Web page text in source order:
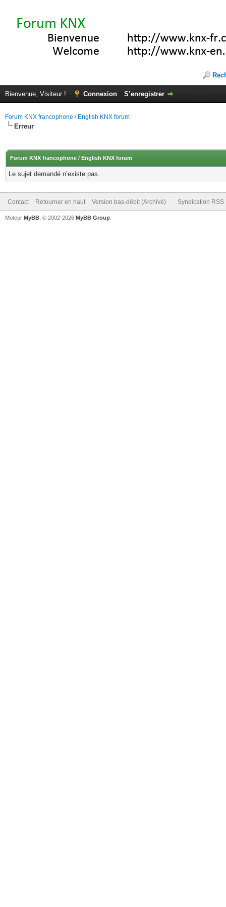
Bienvenue, Visiteur ! Connexion S’enregistrer
Forum KNX francophone / English KNX forum
Erreur
Forum KNX francophone / English KNX forum
Le sujet demandé n’existe pas.
Contact Retourner en haut Version bas-débit (Archivé) Syndication RSS
Moteur MyBB , © 2002-2026 MyBB Group